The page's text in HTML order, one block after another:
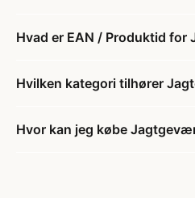
Hvad er EAN / Produktid
Hvilken kategori tilhører
Hvor kan jeg købe